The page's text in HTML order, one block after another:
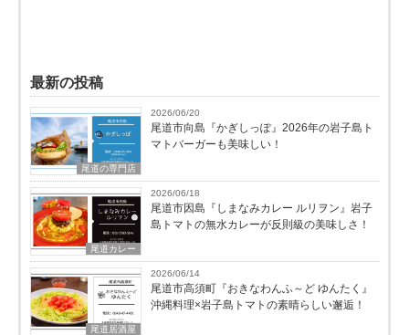
最新の投稿
尾道の専門店
2026/06/20
尾道市向島『かぎしっぽ』2026年の岩子島ト
マトバーガーも美味しい！
尾道カレー
2026/06/18
尾道市因島『しまなみカレー ルリヲン』岩子
島トマトの無水カレーが反則級の美味しさ！
尾道居酒屋
2026/06/14
尾道市高須町『おきなわんふ～ど ゆんたく』
沖縄料理×岩子島トマトの素晴らしい邂逅！